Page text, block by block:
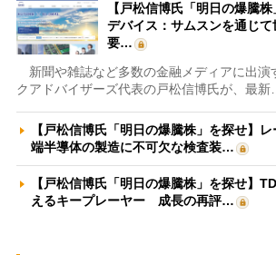
【戸松信博氏「明日の爆騰
デバイス：サムスンを通じ
要…
新聞や雑誌など多数の金融メディアに出演
クアドバイザーズ代表の戸松信博氏が、最
【戸松信博氏「明日の爆騰株」を探せ】
端半導体の製造に不可欠な検査装…
【戸松信博氏「明日の爆騰株」を探せ】
えるキープレーヤー 成長の再評…